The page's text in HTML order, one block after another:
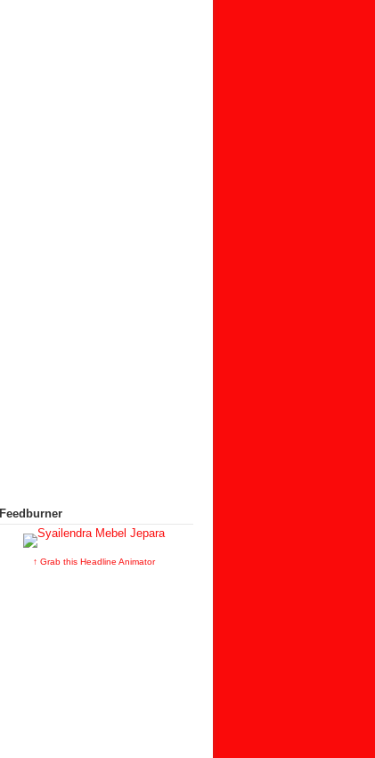
Feedburner
↑ Grab this Headline Animator